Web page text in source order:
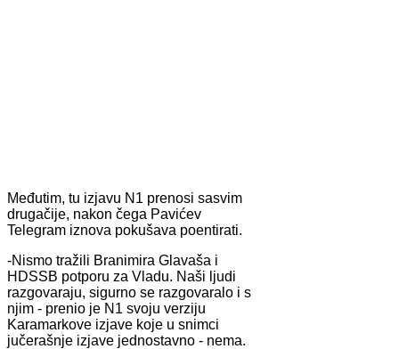
Međutim, tu izjavu N1 prenosi sasvim
drugačije, nakon čega Pavićev
Telegram iznova pokušava poentirati.
-Nismo tražili Branimira Glavaša i
HDSSB potporu za Vladu. Naši ljudi
razgovaraju, sigurno se razgovaralo i s
njim - prenio je N1 svoju verziju
Karamarkove izjave koje u snimci
jučerašnje izjave jednostavno - nema.